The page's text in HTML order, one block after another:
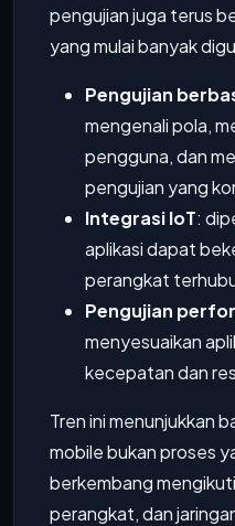
pengujian juga terus
yang mulai banyak
Pengujian
mengenali pola,
pengguna, dan
pengujian yang
Integrasi IoT:
aplikasi dapat
perangkat
Pengujian
menyesuaikan
kecepatan dan
Tren ini menunjukkan
mobile bukan proses
berkembang
perangkat, dan